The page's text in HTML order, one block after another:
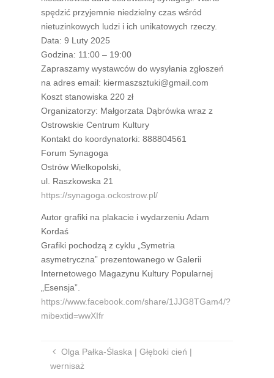
spędzić przyjemnie niedzielny czas wśród
nietuzinkowych ludzi i ich unikatowych rzeczy.
Data: 9 Luty 2025
Godzina: 11:00 – 19:00
Zapraszamy wystawców do wysyłania zgłoszeń
na adres email: kiermaszsztuki@gmail.com
Koszt stanowiska 220 zł
Organizatorzy: Małgorzata Dąbrówka wraz z
Ostrowskie Centrum Kultury
Kontakt do koordynatorki: 888804561
Forum Synagoga
Ostrów Wielkopolski,
ul. Raszkowska 21
https://synagoga.ockostrow.pl/
Autor grafiki na plakacie i wydarzeniu Adam
Kordaś
Grafiki pochodzą z cyklu „Symetria
asymetryczna” prezentowanego w Galerii
Internetowego Magazynu Kultury Popularnej
„Esensja”.
https://www.facebook.com/share/1JJG8TGam4/?
mibextid=wwXIfr
Olga Pałka-Ślaska | Głęboki cień |
wernisaż